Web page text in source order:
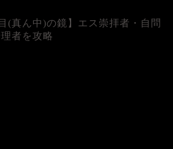
(真ん中)の鏡】エス崇拝者・自問
者を攻略